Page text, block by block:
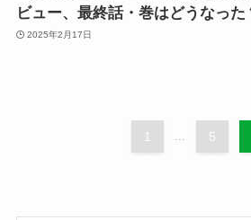
ビュー、最終話・巻はどうなった
2025年2月17日
1 ... 5